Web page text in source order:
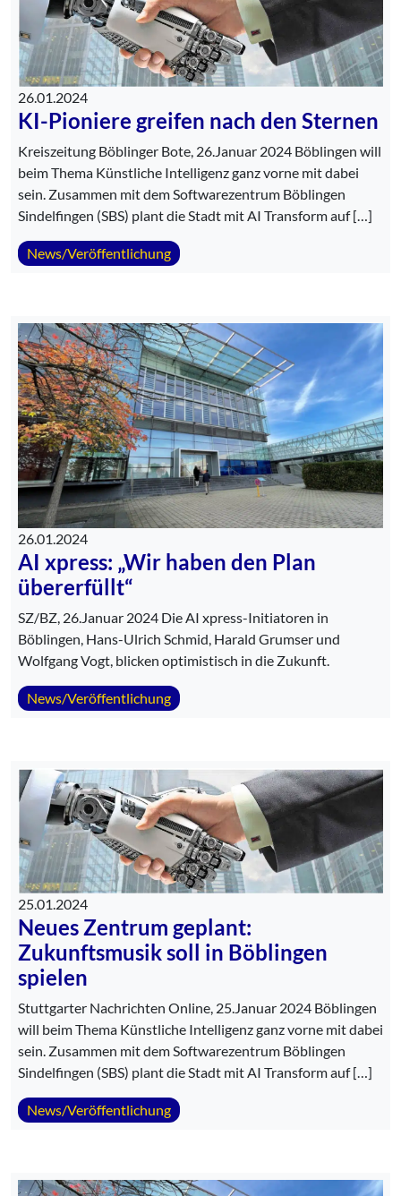
26.01.2024
KI-Pioniere greifen nach den Sternen
Kreiszeitung Böblinger Bote, 26.Januar 2024 Böblingen will
beim Thema Künstliche Intelligenz ganz vorne mit dabei
sein. Zusammen mit dem Softwarezentrum Böblingen
Sindelfingen (SBS) plant die Stadt mit AI Transform auf […]
News/Veröffentlichung
26.01.2024
AI xpress: „Wir haben den Plan
übererfüllt“
SZ/BZ, 26.Januar 2024 Die AI xpress-Initiatoren in
Böblingen, Hans-Ulrich Schmid, Harald Grumser und
Wolfgang Vogt, blicken optimistisch in die Zukunft.
News/Veröffentlichung
25.01.2024
Neues Zentrum geplant:
Zukunftsmusik soll in Böblingen
spielen
Stuttgarter Nachrichten Online, 25.Januar 2024 Böblingen
will beim Thema Künstliche Intelligenz ganz vorne mit dabei
sein. Zusammen mit dem Softwarezentrum Böblingen
Sindelfingen (SBS) plant die Stadt mit AI Transform auf […]
News/Veröffentlichung